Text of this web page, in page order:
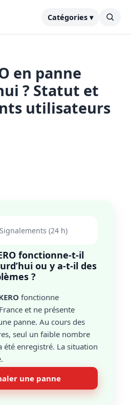
Catégories ▾
en panne
? Statut et
utilisateurs
Signalements (24 h)
fonctionne-t-il
ou y a-t-il des
?
fonctionne
et ne présente
panne. Au cours des
seul un faible nombre
été enregistré. La situation
une panne